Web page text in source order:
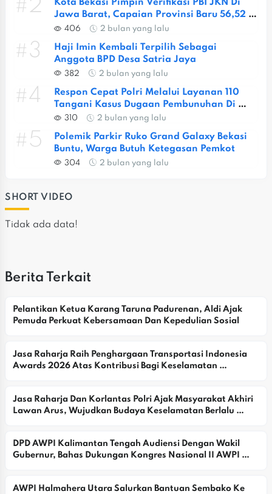
#2
Kota Bekasi Pimpin Verifikasi PBI JKN Di
Jawa Barat, Capaian Provinsi Baru 56,52
Persen
406 2 bulan yang lalu
#3
Haji Imin Kembali Terpilih Sebagai
Anggota BPD Desa Satria Jaya
382 2 bulan yang lalu
#4
Respon Cepat Polri Melalui Layanan 110
Tangani Kasus Dugaan Pembunuhan Di
Jatiasih
310 2 bulan yang lalu
#5
Polemik Parkir Ruko Grand Galaxy Bekasi
Buntu, Warga Butuh Ketegasan Pemkot
304 2 bulan yang lalu
SHORT VIDEO
Tidak ada data!
Berita Terkait
Pelantikan Ketua Karang Taruna Padurenan, Aldi Ajak
Pemuda Perkuat Kebersamaan Dan Kepedulian Sosial
Jasa Raharja Raih Penghargaan Transportasi Indonesia
Awards 2026 Atas Kontribusi Bagi Keselamatan
Jasa Raharja Dan Korlantas Polri Ajak Masyarakat Akhiri
Lawan Arus, Wujudkan Budaya Keselamatan Berlalu
DPD AWPI Kalimantan Tengah Audiensi Dengan Wakil
Gubernur, Bahas Dukungan Kongres Nasional II AWPI
AWPI Halmahera Utara Salurkan Bantuan Sembako Ke